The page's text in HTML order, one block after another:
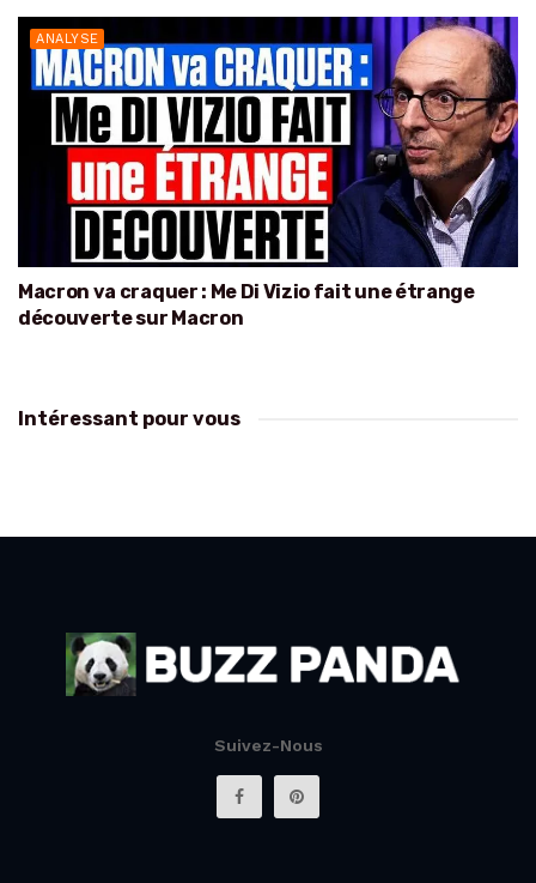
ANALYSE
Macron va craquer : Me Di Vizio fait une étrange
découverte sur Macron
Intéressant pour vous
Suivez-Nous